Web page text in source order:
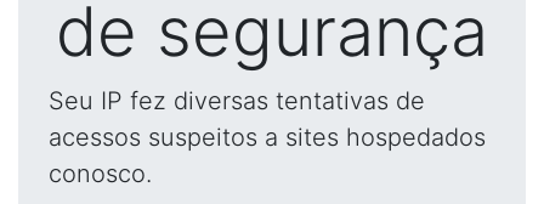
de segurança
Seu IP fez diversas tentativas de
acessos suspeitos a sites hospedados
conosco.